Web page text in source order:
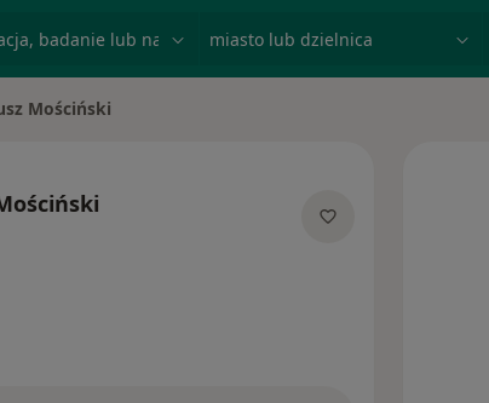
Mościński